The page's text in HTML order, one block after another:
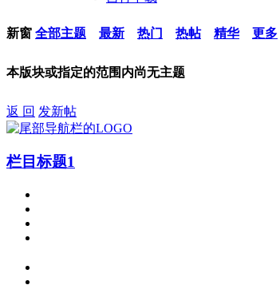
新窗 全部主题 最新 热门 热帖 精华 更多
本版块或指定的范围内尚无主题
返 回 发新帖
栏目标题1